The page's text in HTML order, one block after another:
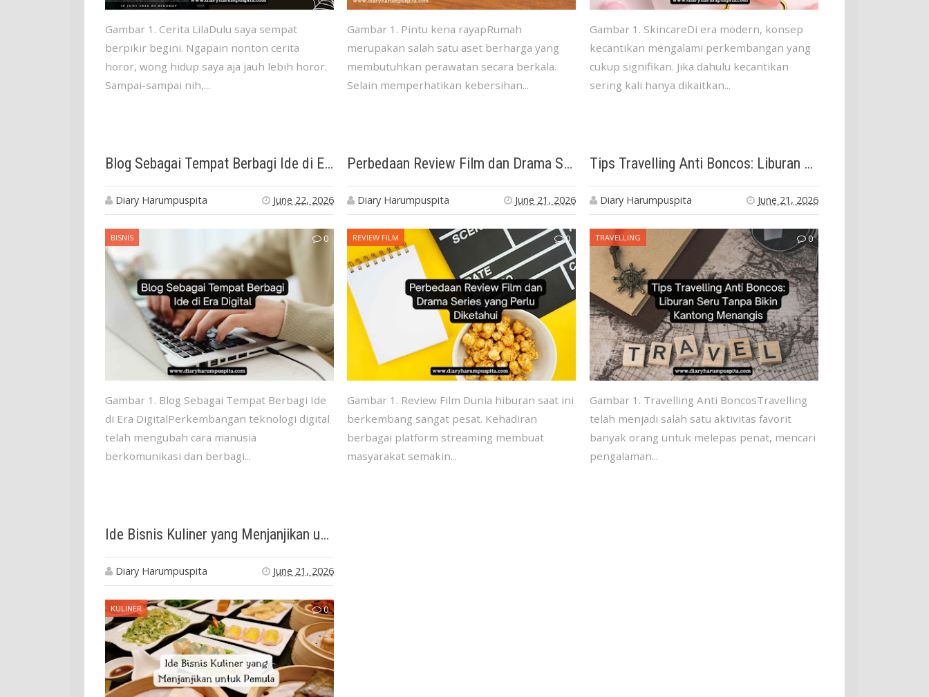
Gambar 1. Cerita LilaDulu saya sempat
berpikir begini. Ngapain nonton cerita
horor, wong hidup saya aja jauh lebih horor.
Sampai-sampai nih,...
Gambar 1. Pintu kena rayapRumah
merupakan salah satu aset berharga yang
membutuhkan perawatan secara berkala.
Selain memperhatikan kebersihan...
Gambar 1. SkincareDi era modern, konsep
kecantikan mengalami perkembangan yang
cukup signifikan. Jika dahulu kecantikan
sering kali hanya dikaitkan...
Blog Sebagai Tempat Berbagi Ide di Era Digital
Diary Harumpuspita June 22, 2026
BISNIS 0
Gambar 1. Blog Sebagai Tempat Berbagi Ide
di Era DigitalPerkembangan teknologi digital
telah mengubah cara manusia
berkomunikasi dan berbagi...
Perbedaan Review Film dan Drama Series yang Perlu Diketahui
Diary Harumpuspita June 21, 2026
REVIEW FILM 0
Gambar 1. Review Film Dunia hiburan saat ini
berkembang sangat pesat. Kehadiran
berbagai platform streaming membuat
masyarakat semakin...
Tips Travelling Anti Boncos: Liburan Seru Tanpa Bikin Kantong Menangis
Diary Harumpuspita June 21, 2026
TRAVELLING 0
Gambar 1. Travelling Anti BoncosTravelling
telah menjadi salah satu aktivitas favorit
banyak orang untuk melepas penat, mencari
pengalaman...
Ide Bisnis Kuliner yang Menjanjikan untuk Pemula
Diary Harumpuspita June 21, 2026
KULINER 0